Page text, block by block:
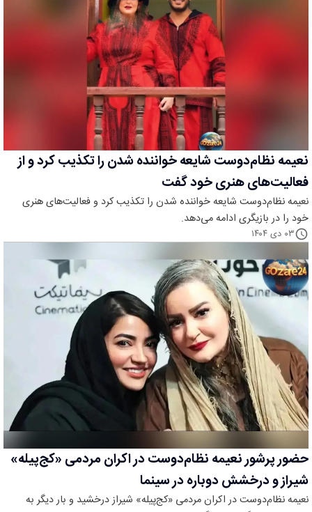
نعیمه نظام‌دوست شایعه خواننده شدن را تکذیب کرد و از
فعالیت‌های هنری خود گفت
نعیمه نظام‌دوست شایعه خواننده شدن را تکذیب کرد و فعالیت‌های هنری
خود را در بازیگری ادامه می‌دهد.
۰۳ دی ۱۴۰۴
حضور پرشور نعیمه نظام‌دوست در اکران مردمی «کج‌پیله»
شیراز و درخشش دوباره در سینما
نعیمه نظام‌دوست در اکران مردمی «کج‌پیله» شیراز درخشید و بار دیگر به